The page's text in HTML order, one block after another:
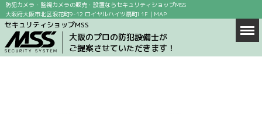
防犯カメラ・監視カメラの販売・設置ならセキュリティショップMSS
大阪府大阪市北区浪花町9-12 ロイヤルハイツ扇町I 1F｜ MAP
セキュリティショップMSS
大阪のプロの防犯設備士が
ご提案させていただきます！
ホーム
商品情報